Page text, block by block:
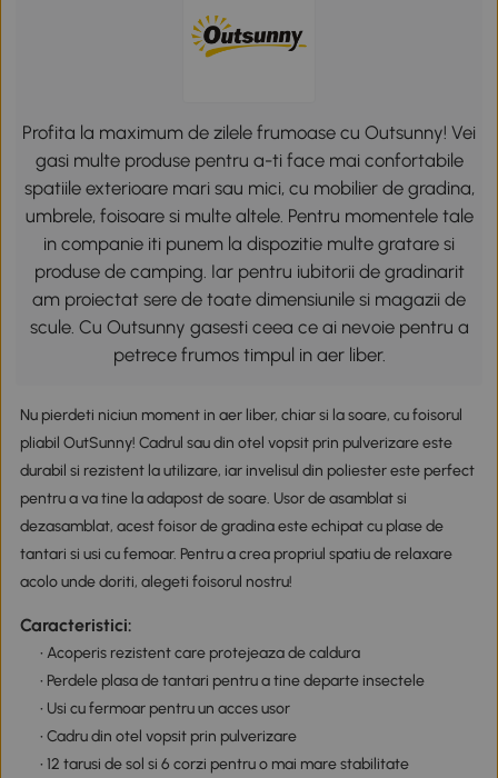
Profita la maximum de zilele frumoase cu Outsunny! Vei
gasi multe produse pentru a-ti face mai confortabile
spatiile exterioare mari sau mici, cu mobilier de gradina,
umbrele, foisoare si multe altele. Pentru momentele tale
in companie iti punem la dispozitie multe gratare si
produse de camping. Iar pentru iubitorii de gradinarit
am proiectat sere de toate dimensiunile si magazii de
scule. Cu Outsunny gasesti ceea ce ai nevoie pentru a
petrece frumos timpul in aer liber.
Nu pierdeti niciun moment in aer liber, chiar si la soare, cu foisorul
pliabil OutSunny! Cadrul sau din otel vopsit prin pulverizare este
durabil si rezistent la utilizare, iar invelisul din poliester este perfect
pentru a va tine la adapost de soare. Usor de asamblat si
dezasamblat, acest foisor de gradina este echipat cu plase de
tantari si usi cu femoar. Pentru a crea propriul spatiu de relaxare
acolo unde doriti, alegeti foisorul nostru!
Caracteristici:
• Acoperis rezistent care protejeaza de caldura
• Perdele plasa de tantari pentru a tine departe insectele
• Usi cu fermoar pentru un acces usor
• Cadru din otel vopsit prin pulverizare
• 12 tarusi de sol si 6 corzi pentru o mai mare stabilitate